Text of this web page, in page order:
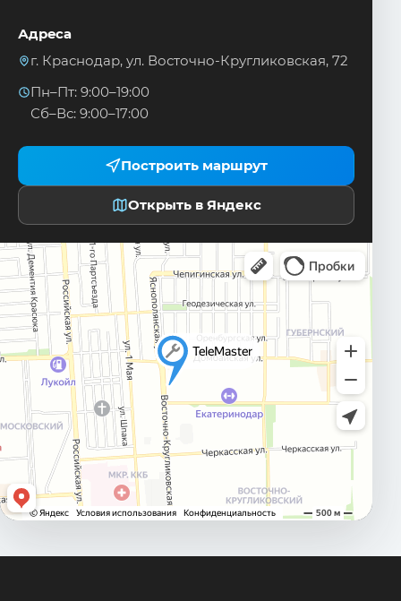
Адреса
г. Краснодар, ул. Восточно-Кругликовская, 72
Пн–Пт: 9:00–19:00
Сб–Вс: 9:00–17:00
Построить маршрут
Открыть в Яндекс